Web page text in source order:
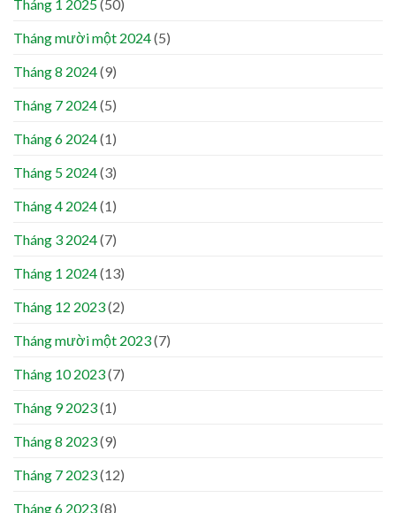
Tháng 1 2025(50)
Tháng mười một 2024(5)
Tháng 8 2024(9)
Tháng 7 2024(5)
Tháng 6 2024(1)
Tháng 5 2024(3)
Tháng 4 2024(1)
Tháng 3 2024(7)
Tháng 1 2024(13)
Tháng 12 2023(2)
Tháng mười một 2023(7)
Tháng 10 2023(7)
Tháng 9 2023(1)
Tháng 8 2023(9)
Tháng 7 2023(12)
Tháng 6 2023(8)